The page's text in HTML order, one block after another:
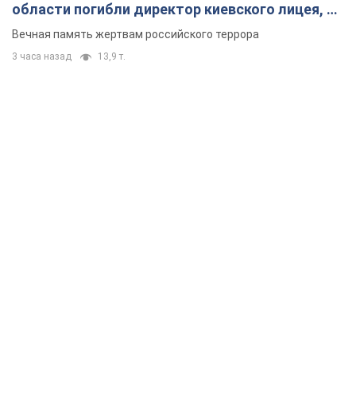
области погибли директор киевского лицея, её
муж и внук
Вечная память жертвам российского террора
3 часа назад 13,9 т.